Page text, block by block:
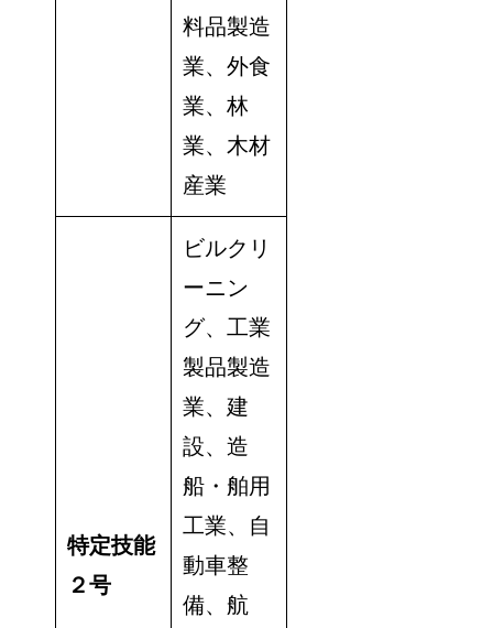
料品製造
業、外食
業、林
業、木材
産業
特定技能
２号
ビルクリ
ーニン
グ、工業
製品製造
業、建
設、造
船・舶用
工業、自
動車整
備、航